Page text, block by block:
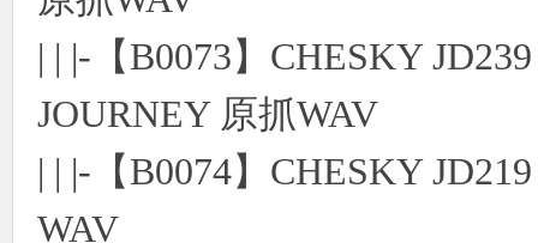
| | |-【B0073】CHESKY
JOURNEY 原抓WAV
| | |-【B0074】CHESKY
WAV